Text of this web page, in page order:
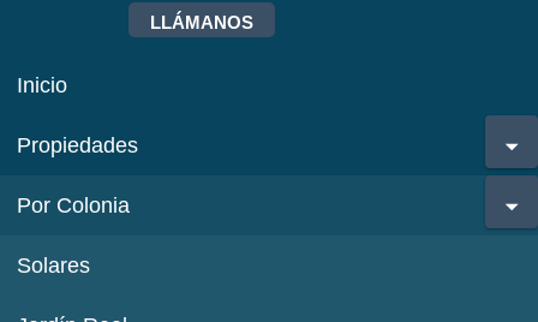
LLÁMANOS
Inicio
Propiedades
Por Colonia
Solares